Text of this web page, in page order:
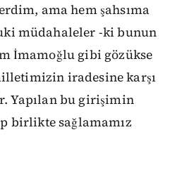
ama hem şahsıma
müdahaleler -ki bunun
İmamoğlu gibi gözükse
iradesine karşı
Yapılan bu girişimin
birlikte sağlamamız